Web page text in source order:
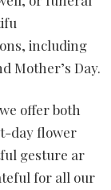
including
Mother’s Day.
offer both
day flower
gesture ar
for all our